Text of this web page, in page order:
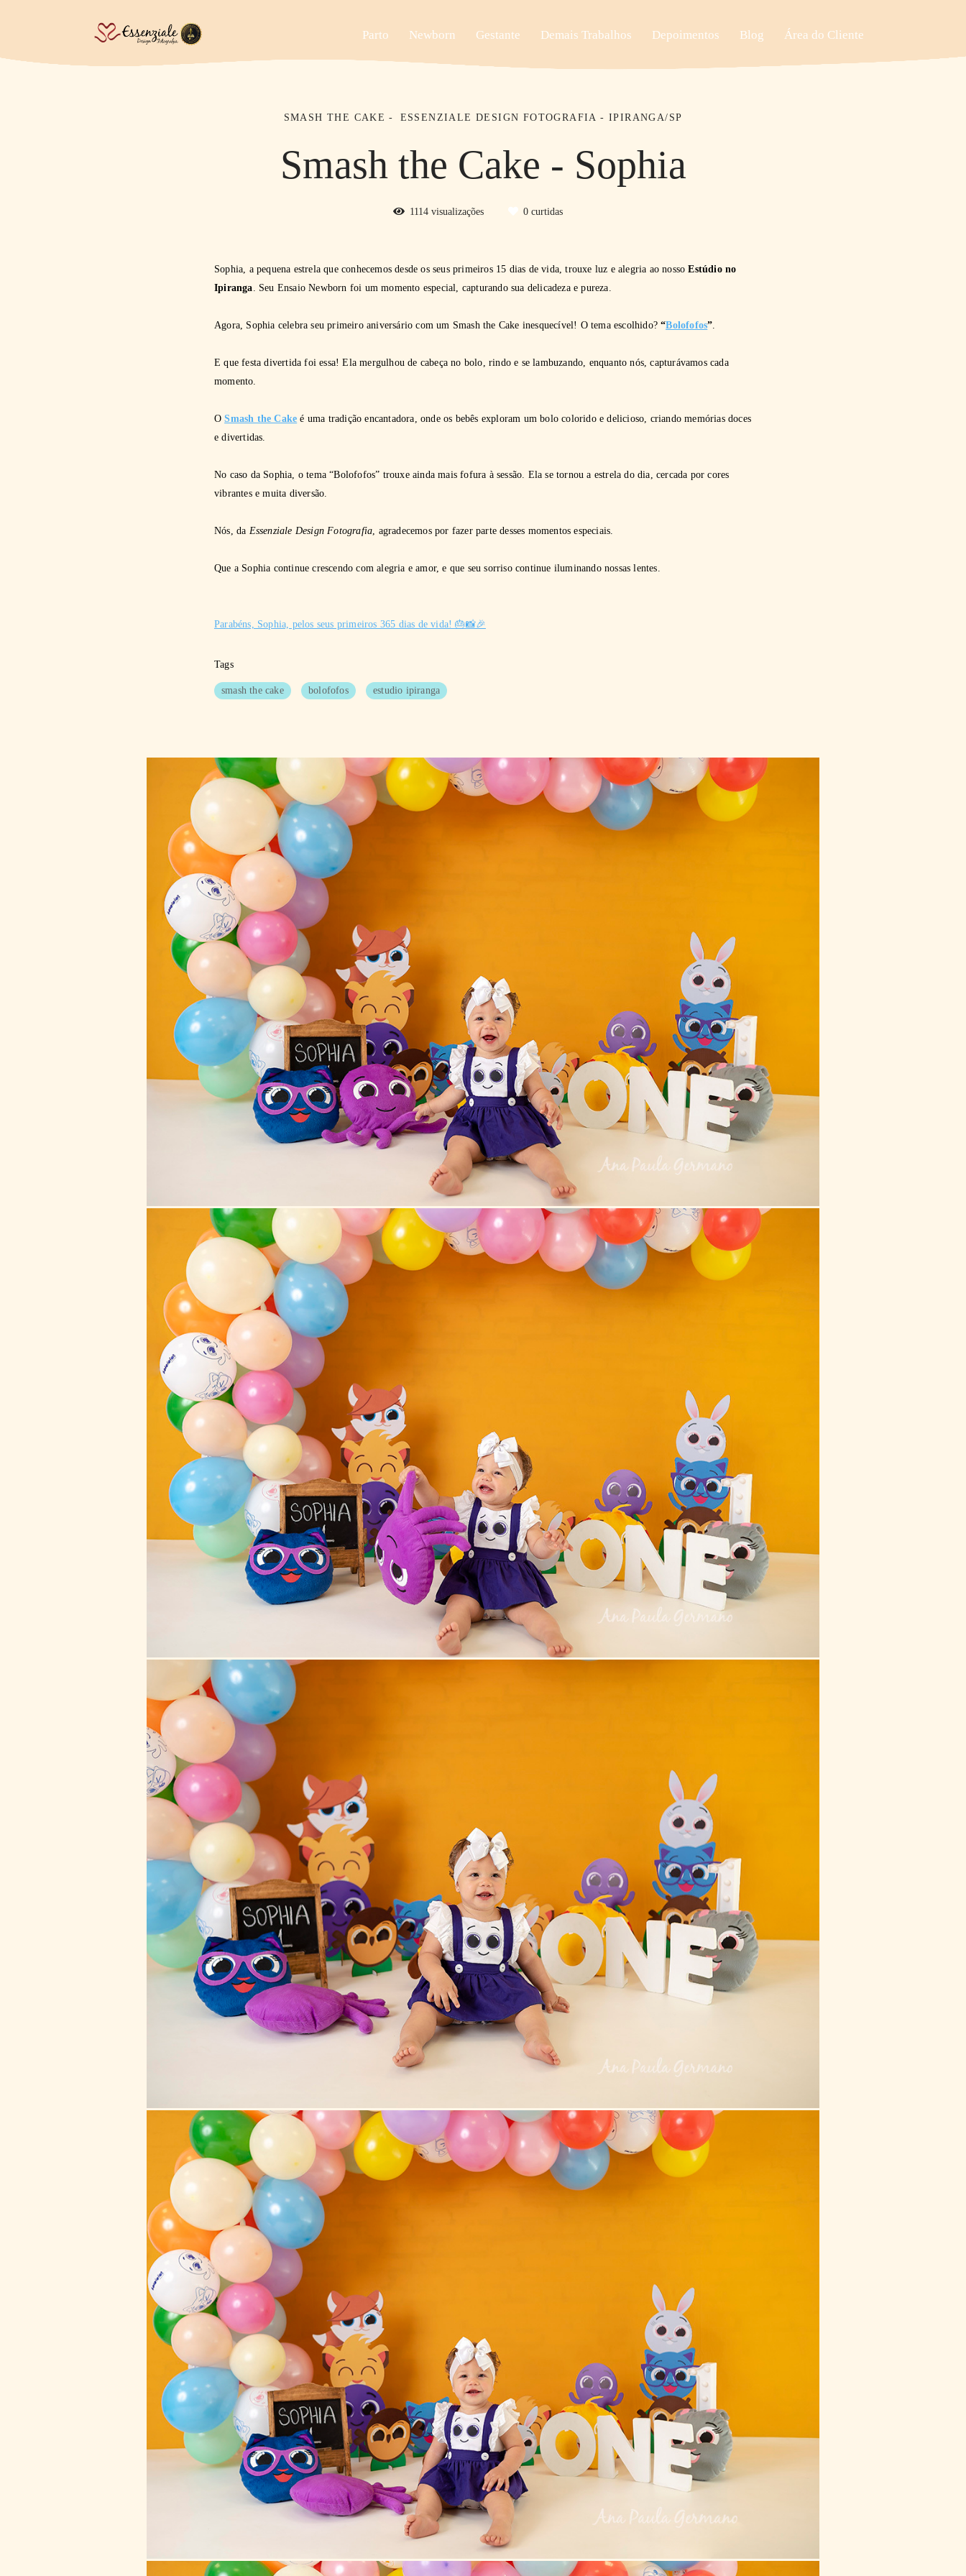
Parto Newborn Gestante Demais Trabalhos Depoimentos Blog Área do Cliente
SMASH THE CAKE ESSENZIALE DESIGN FOTOGRAFIA - IPIRANGA/SP
Smash the Cake - Sophia
1114visualizações 0curtidas
Sophia, a pequena estrela que conhecemos desde os seus primeiros 15 dias de vida, trouxe luz e alegria ao nossoEstúdio no
Ipiranga. Seu Ensaio Newborn foi um momento especial, capturando sua delicadeza e pureza.
Agora, Sophia celebra seu primeiro aniversário com um Smash the Cake inesquecível! O tema escolhido?“Bolofofos”.
E que festa divertida foi essa! Ela mergulhou de cabeça no bolo, rindo e se lambuzando, enquanto nós, capturávamos cada
momento.
OSmash the Cake é uma tradição encantadora, onde os bebês exploram um bolo colorido e delicioso, criando memórias doces
e divertidas.
No caso da Sophia, o tema “Bolofofos” trouxe ainda mais fofura à sessão. Ela se tornou a estrela do dia, cercada por cores
vibrantes e muita diversão.
Nós, da Essenziale Design Fotografia, agradecemos por fazer parte desses momentos especiais.
Que a Sophia continue crescendo com alegria e amor, e que seu sorriso continue iluminando nossas lentes.
Parabéns, Sophia, pelos seus primeiros 365 dias de vida! 🎂📸🎉
Tags
smash the cake bolofofos estudio ipiranga